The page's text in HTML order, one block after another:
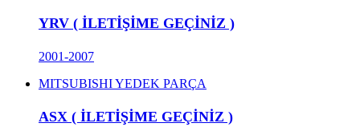
YRV ( İLETİŞİME GEÇİNİZ )
2001-2007
MITSUBISHI YEDEK PARÇA
ASX ( İLETİŞİME GEÇİNİZ )